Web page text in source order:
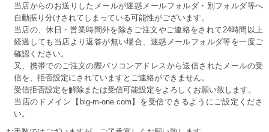
当店からのお送りしたメールが迷惑メールフォルダ・別フォルダ等へ
自動振り分けされてしまっている可能性がございます。
当店の、休日・営業時間外を除きご注文やご連絡をされて24時間以上
経過しても当店より返答が無い場合、迷惑メールフォルダ等を一度ご
確認ください。
又、携帯でのご注文の際パソコンアドレスから送信されたメールの受
信を、拒否設定にされていますとご連絡ができません。
受信拒否設定を解除または受信可能設定をよろしくお願い致します。
当店のドメイン【big-m-one.com】を受信できるようにご設定くださ
い。